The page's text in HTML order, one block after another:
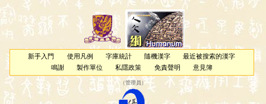
新手入門 使用凡例 字庫統計 隨機漢字
最近被搜索的漢字
鳴謝
製作單位 私隱政策 免責聲明 意見簿
（管理員 ）